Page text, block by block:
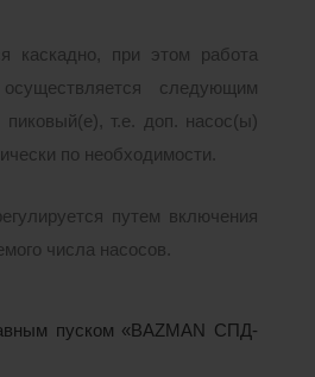
каскадно, при этом работа
следующим
т.е. доп. насос(ы)
по необходимости.
путем включения
числа насосов.
пуском «BAZMAN СПД-